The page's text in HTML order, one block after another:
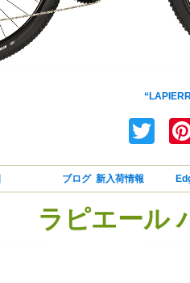
ブログ, 新入荷情報
ラピエール